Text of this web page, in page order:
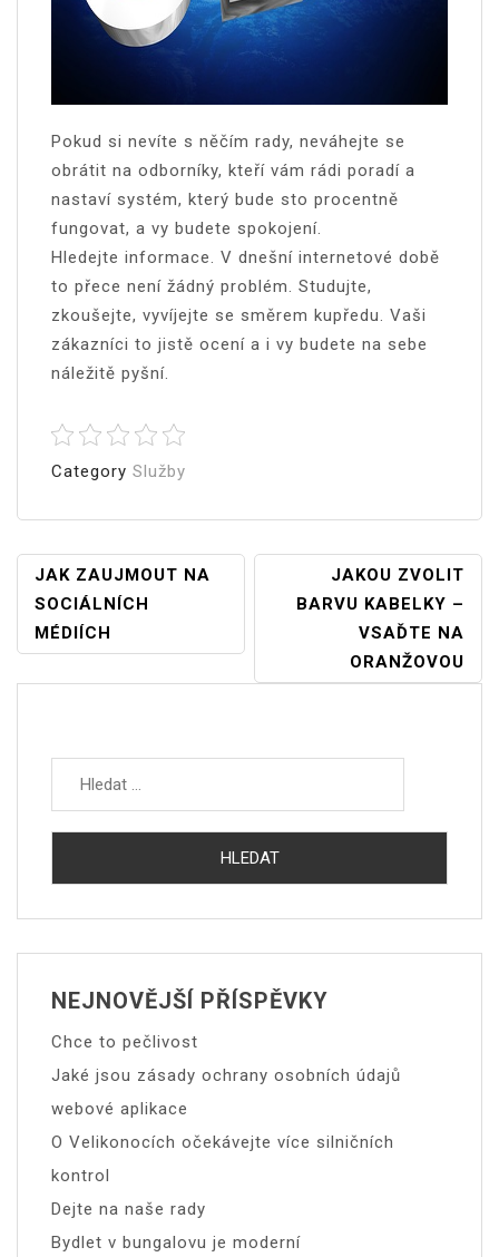
Pokud si nevíte s něčím rady, neváhejte se
obrátit na odborníky, kteří vám rádi poradí a
nastaví systém, který bude sto procentně
fungovat, a vy budete spokojení.
Hledejte informace. V dnešní internetové době
to přece není žádný problém. Studujte,
zkoušejte, vyvíjejte se směrem kupředu. Vaši
zákazníci to jistě ocení a i vy budete na sebe
náležitě pyšní.
Category Služby
Navigace
Pro
Příspěvek
JAK ZAUJMOUT NA
SOCIÁLNÍCH
MÉDIÍCH
JAKOU ZVOLIT
BARVU KABELKY –
VSAĎTE NA
ORANŽOVOU
NEJNOVĚJŠÍ PŘÍSPĚVKY
Chce to pečlivost
Jaké jsou zásady ochrany osobních údajů
webové aplikace
O Velikonocích očekávejte více silničních
kontrol
Dejte na naše rady
Bydlet v bungalovu je moderní